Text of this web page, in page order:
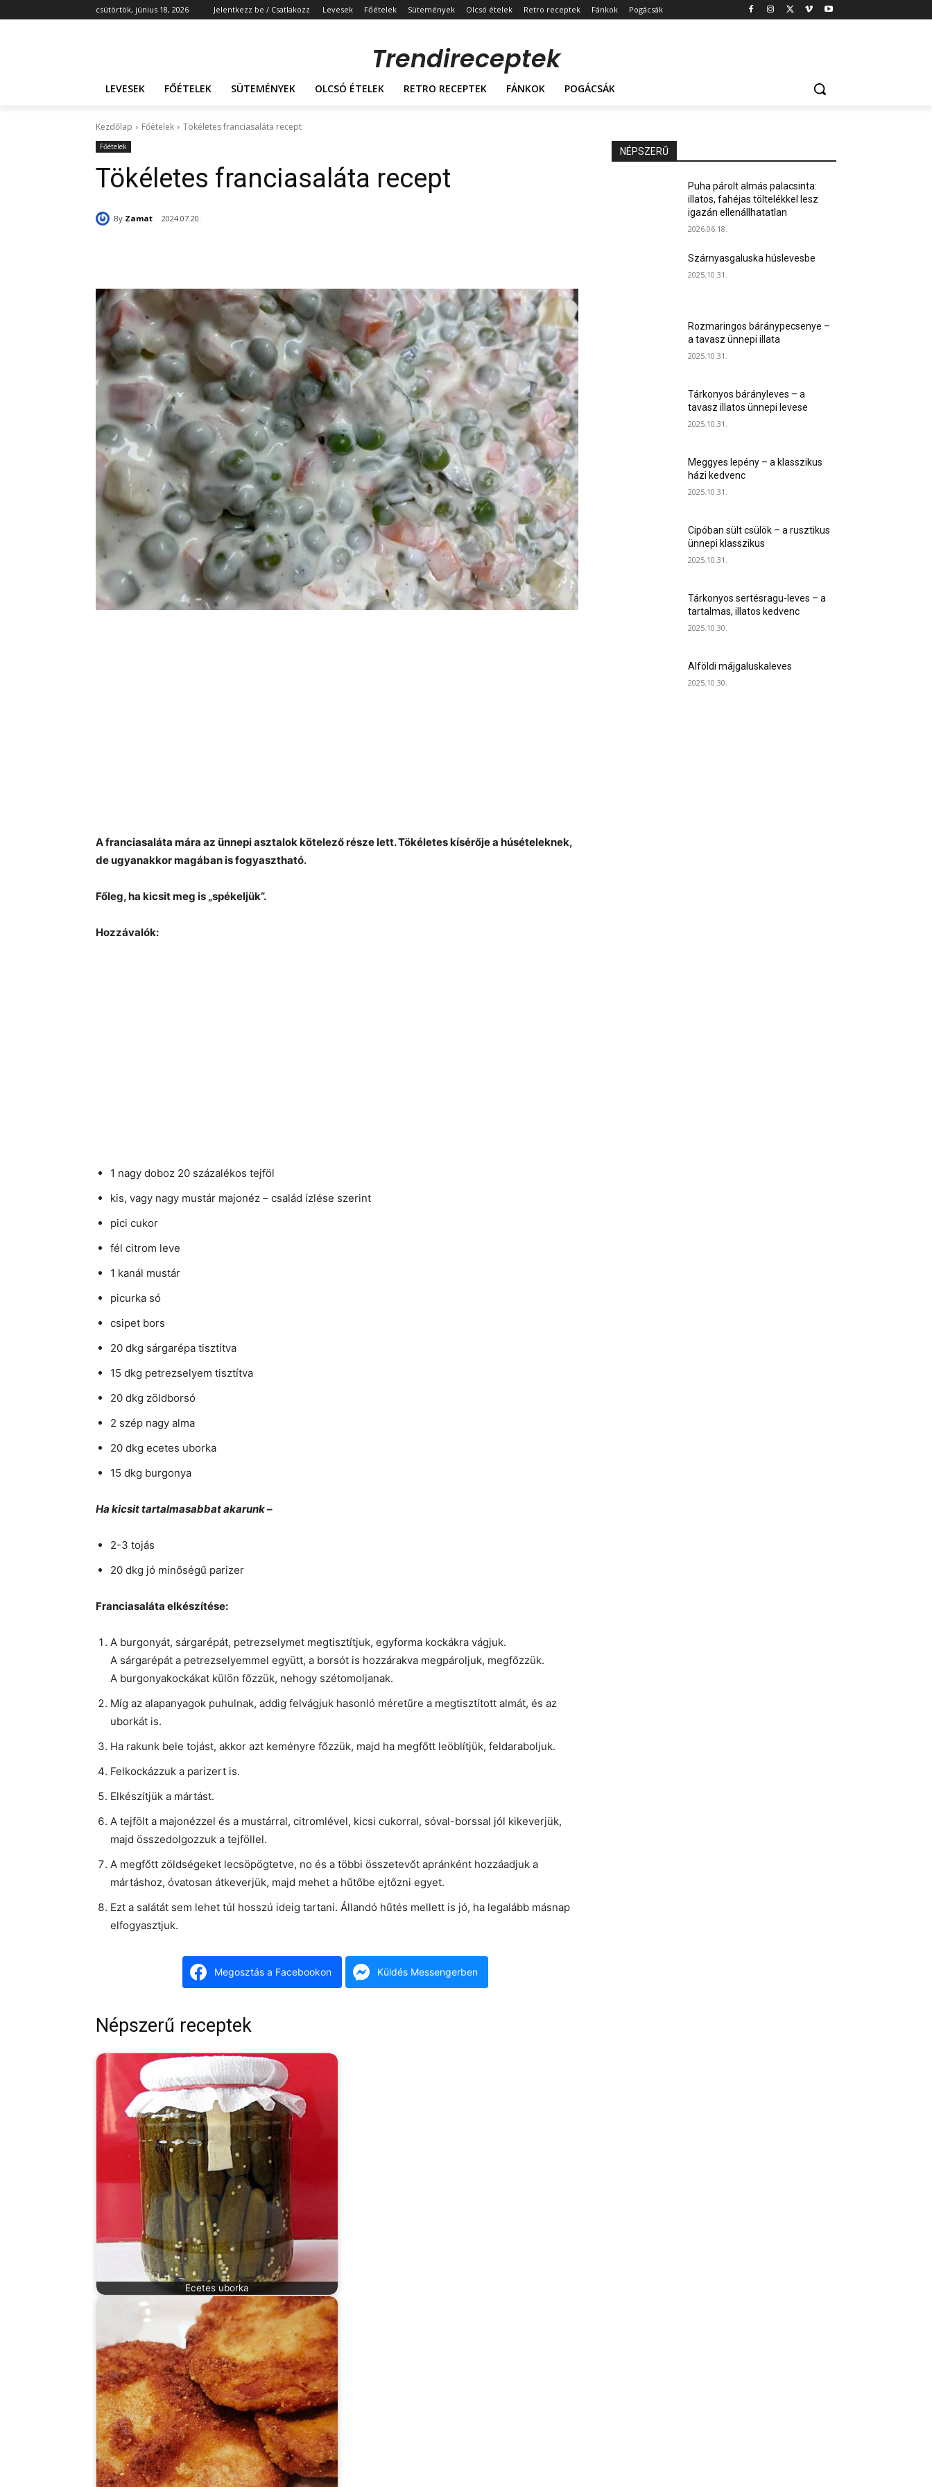
csütörtök, június 18, 2026 Jelentkezz be / Csatlakozz Levesek Főételek Sütemények Olcsó ételek Retro receptek Fánkok Pogácsák
Trendireceptek
LEVESEK FŐÉTELEK SÜTEMÉNYEK OLCSÓ ÉTELEK RETRO RECEPTEK FÁNKOK POGÁCSÁK
Kezdőlap Főételek Tökéletes franciasaláta recept
Főételek
Tökéletes franciasaláta recept
By Zamat 2024.07.20.
A franciasaláta mára az ünnepi asztalok kötelező része lett. Tökéletes kísérője a húsételeknek,
de ugyanakkor magában is fogyasztható.
Főleg, ha kicsit meg is „spékeljük”.
Hozzávalók:
1 nagy doboz 20 százalékos tejföl
kis, vagy nagy mustár majonéz – család ízlése szerint
pici cukor
fél citrom leve
1 kanál mustár
picurka só
csipet bors
20 dkg sárgarépa tisztítva
15 dkg petrezselyem tisztítva
20 dkg zöldborsó
2 szép nagy alma
20 dkg ecetes uborka
15 dkg burgonya
Ha kicsit tartalmasabbat akarunk –
2-3 tojás
20 dkg jó minőségű parizer
Franciasaláta elkészítése:
A burgonyát, sárgarépát, petrezselymet megtisztítjuk, egyforma kockákra vágjuk.
A sárgarépát a petrezselyemmel együtt, a borsót is hozzárakva megpároljuk, megfőzzük.
A burgonyakockákat külön főzzük, nehogy szétomoljanak.
Míg az alapanyagok puhulnak, addig felvágjuk hasonló méretűre a megtisztított almát, és az
uborkát is.
Ha rakunk bele tojást, akkor azt keményre főzzük, majd ha megfőtt leöblítjük, feldaraboljuk.
Felkockázzuk a parizert is.
Elkészítjük a mártást.
A tejfölt a majonézzel és a mustárral, citromlével, kicsi cukorral, sóval-borssal jól kikeverjük,
majd összedolgozzuk a tejföllel.
A megfőtt zöldségeket lecsöpögtetve, no és a többi összetevőt apránként hozzáadjuk a
mártáshoz, óvatosan átkeverjük, majd mehet a hűtőbe ejtőzni egyet.
Ezt a salátát sem lehet túl hosszú ideig tartani. Állandó hűtés mellett is jó, ha legalább másnap
elfogyasztjuk.
Megosztás a Facebookon Küldés Messengerben
Népszerű receptek
Ecetes uborka
NÉPSZERŰ
Puha párolt almás palacsinta:
illatos, fahéjas töltelékkel lesz
igazán ellenállhatatlan
2026.06.18.
Szárnyasgaluska húslevesbe
2025.10.31.
Rozmaringos báránypecsenye –
a tavasz ünnepi illata
2025.10.31.
Tárkonyos bárányleves – a
tavasz illatos ünnepi levese
2025.10.31.
Meggyes lepény – a klasszikus
házi kedvenc
2025.10.31.
Cipóban sült csülök – a rusztikus
ünnepi klasszikus
2025.10.31.
Tárkonyos sertésragu-leves – a
tartalmas, illatos kedvenc
2025.10.30.
Alföldi májgaluskaleves
2025.10.30.